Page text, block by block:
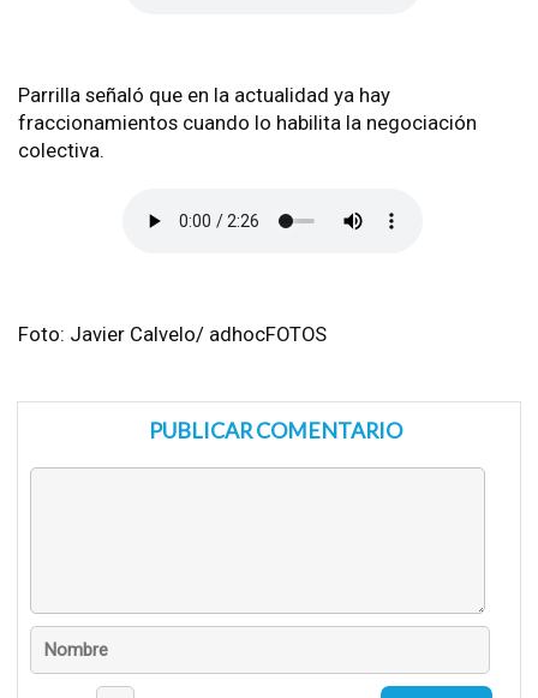
Parrilla señaló que en la actualidad ya hay
fraccionamientos cuando lo habilita la negociación
colectiva.
Foto: Javier Calvelo/ adhocFOTOS
PUBLICAR COMENTARIO